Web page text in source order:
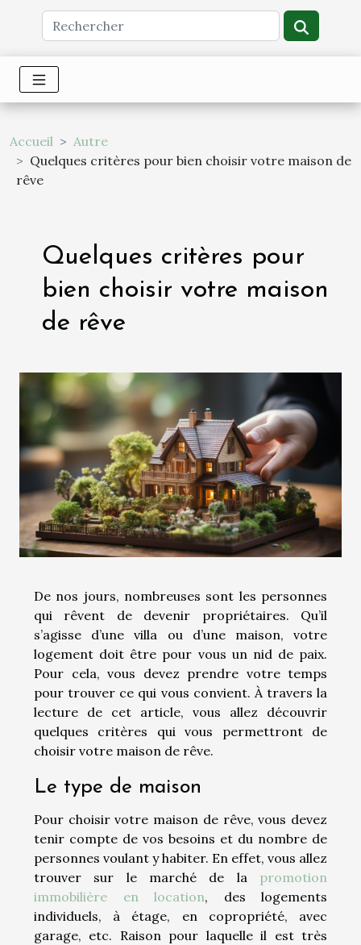
Accueil
Autre
Quelques critères pour bien choisir votre maison de
rêve
Quelques critères pour
bien choisir votre maison
de rêve
De nos jours, nombreuses sont les personnes
qui rêvent de devenir propriétaires. Qu’il
s’agisse d’une villa ou d’une maison, votre
logement doit être pour vous un nid de paix.
Pour cela, vous devez prendre votre temps
pour trouver ce qui vous convient. À travers la
lecture de cet article, vous allez découvrir
quelques critères qui vous permettront de
choisir votre maison de rêve.
Le type de maison
Pour choisir votre maison de rêve, vous devez
tenir compte de vos besoins et du nombre de
personnes voulant y habiter. En effet, vous allez
trouver sur le marché de la promotion
immobilière en location, des logements
individuels, à étage, en copropriété, avec
garage, etc. Raison pour laquelle il est très